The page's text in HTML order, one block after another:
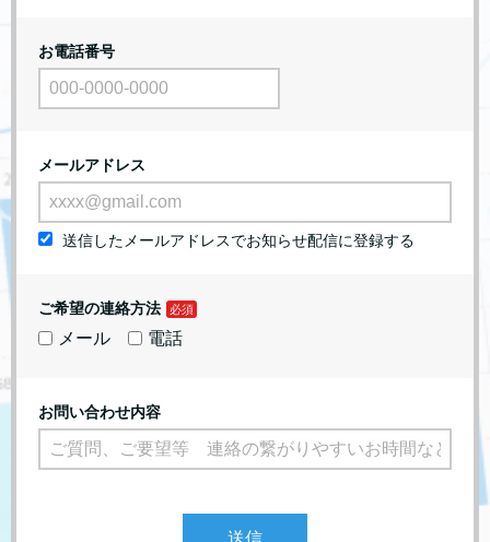
お電話番号
メールアドレス
送信したメールアドレスでお知らせ配信に登録する
ご希望の連絡方法
メール 電話
お問い合わせ内容